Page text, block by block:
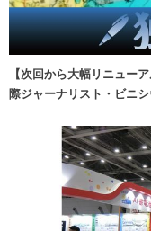
【次回から大幅リニュー
際ジャーナリスト・ビニ